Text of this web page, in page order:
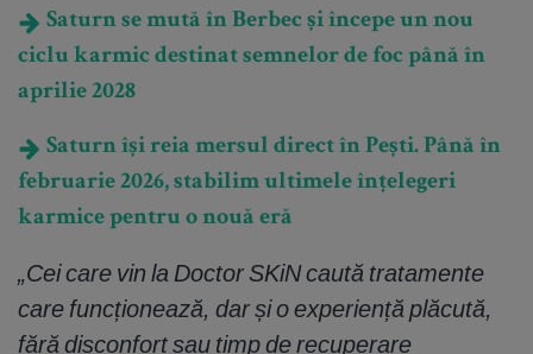
Saturn se mută în Berbec și începe un nou
ciclu karmic destinat semnelor de foc până în
aprilie 2028
Saturn își reia mersul direct în Pești. Până în
februarie 2026, stabilim ultimele înțelegeri
karmice pentru o nouă eră
„Cei care vin la Doctor SKiNcaută tratamente
care funcționează, dar și o experiență plăcută,
fărădisconfort sau timp derecuperare